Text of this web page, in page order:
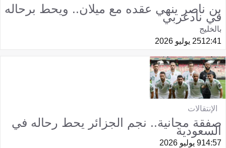
بن ناصر ينهي عقده مع ميلان.. ويحط برحاله
في نادعربي
بالخليج
12:4125 يوليو 2026
الإنتقالات
صفقة مجانية.. نجم الجزائر يحط رحاله في
السعودية
14:579 يوليو 2026